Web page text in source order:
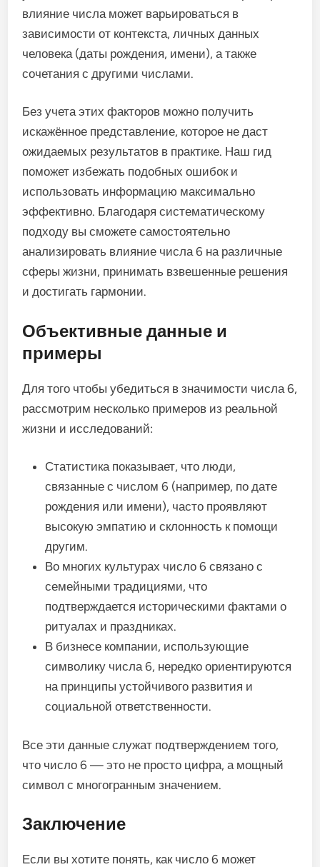
влияние числа может варьироваться в
зависимости от контекста, личных данных
человека (даты рождения, имени), а также
сочетания с другими числами.
Без учета этих факторов можно получить
искажённое представление, которое не даст
ожидаемых результатов в практике. Наш гид
поможет избежать подобных ошибок и
использовать информацию максимально
эффективно. Благодаря систематическому
подходу вы сможете самостоятельно
анализировать влияние числа 6 на различные
сферы жизни, принимать взвешенные решения
и достигать гармонии.
Объективные данные и
примеры
Для того чтобы убедиться в значимости числа 6,
рассмотрим несколько примеров из реальной
жизни и исследований:
Статистика показывает, что люди,
связанные с числом 6 (например, по дате
рождения или имени), часто проявляют
высокую эмпатию и склонность к помощи
другим.
Во многих культурах число 6 связано с
семейными традициями, что
подтверждается историческими фактами о
ритуалах и праздниках.
В бизнесе компании, использующие
символику числа 6, нередко ориентируются
на принципы устойчивого развития и
социальной ответственности.
Все эти данные служат подтверждением того,
что число 6 — это не просто цифра, а мощный
символ с многогранным значением.
Заключение
Если вы хотите понять, как число 6 может